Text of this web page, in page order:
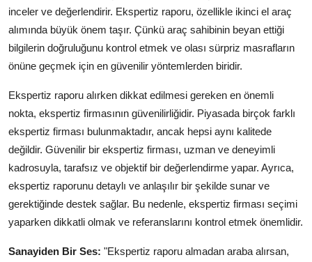
inceler ve değerlendirir. Ekspertiz raporu, özellikle ikinci el araç
alımında büyük önem taşır. Çünkü araç sahibinin beyan ettiği
bilgilerin doğruluğunu kontrol etmek ve olası sürpriz masrafların
önüne geçmek için en güvenilir yöntemlerden biridir.
Ekspertiz raporu alırken dikkat edilmesi gereken en önemli
nokta, ekspertiz firmasının güvenilirliğidir. Piyasada birçok farklı
ekspertiz firması bulunmaktadır, ancak hepsi aynı kalitede
değildir. Güvenilir bir ekspertiz firması, uzman ve deneyimli
kadrosuyla, tarafsız ve objektif bir değerlendirme yapar. Ayrıca,
ekspertiz raporunu detaylı ve anlaşılır bir şekilde sunar ve
gerektiğinde destek sağlar. Bu nedenle, ekspertiz firması seçimi
yaparken dikkatli olmak ve referanslarını kontrol etmek önemlidir.
Sanayiden Bir Ses: "Ekspertiz raporu almadan araba alırsan,